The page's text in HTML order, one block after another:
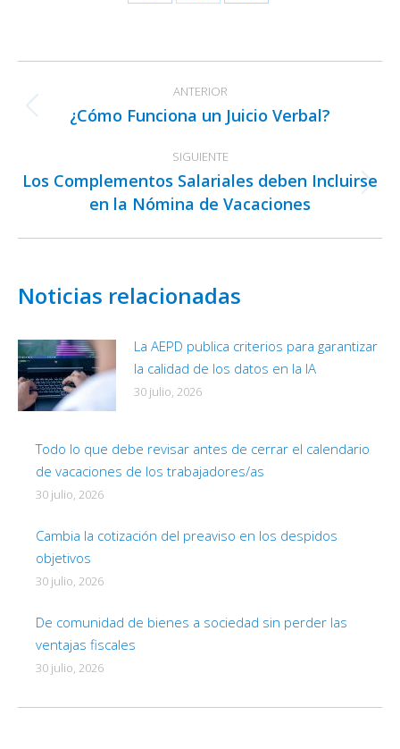
Facebook
X
LinkedIn
entre
publicaciones
ANTERIOR
Publicación
¿Cómo Funciona un Juicio Verbal?
SIGUIENTE
Publicación
siguiente:
Los Complementos Salariales deben Incluirse
en la Nómina de Vacaciones
Noticias relacionadas
La AEPD publica criterios para garantizar
la calidad de los datos en la IA
30 julio, 2026
Todo lo que debe revisar antes de cerrar el calendario
de vacaciones de los trabajadores/as
30 julio, 2026
Cambia la cotización del preaviso en los despidos
objetivos
30 julio, 2026
De comunidad de bienes a sociedad sin perder las
ventajas fiscales
30 julio, 2026